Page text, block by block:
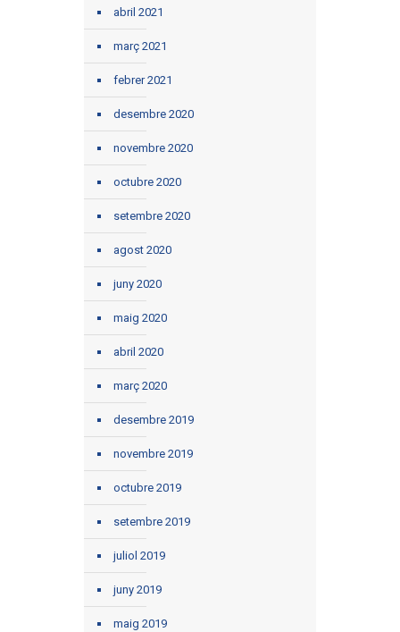
abril 2021
març 2021
febrer 2021
desembre 2020
novembre 2020
octubre 2020
setembre 2020
agost 2020
juny 2020
maig 2020
abril 2020
març 2020
desembre 2019
novembre 2019
octubre 2019
setembre 2019
juliol 2019
juny 2019
maig 2019